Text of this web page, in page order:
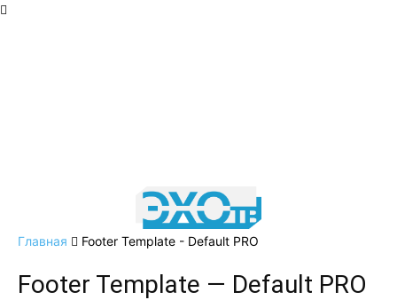
Главная Footer Template - Default PRO
Footer Template — Default PRO